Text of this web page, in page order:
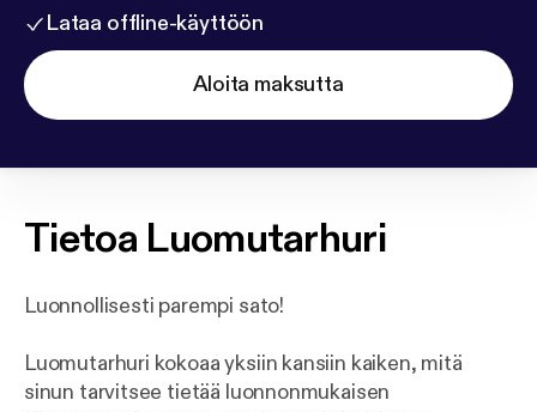
Lataa offline-käyttöön
Aloita maksutta
Tietoa Luomutarhuri
Luonnollisesti parempi sato!
Luomutarhuri kokoaa yksiin kansiin kaiken, mitä
sinun tarvitsee tietää luonnonmukaisen